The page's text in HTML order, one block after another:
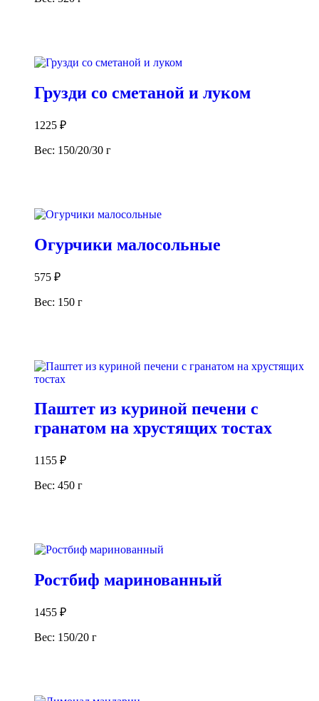
Грузди со сметаной и луком
1225 ₽
Вес: 150/20/30 г
Огурчики малосольные
575 ₽
Вес: 150 г
Паштет из куриной печени с
гранатом на хрустящих тостах
1155 ₽
Вес: 450 г
Ростбиф маринованный
1455 ₽
Вес: 150/20 г